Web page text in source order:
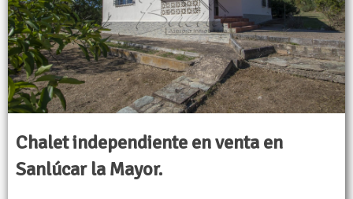
Chalet independiente en venta en
Sanlúcar la Mayor.